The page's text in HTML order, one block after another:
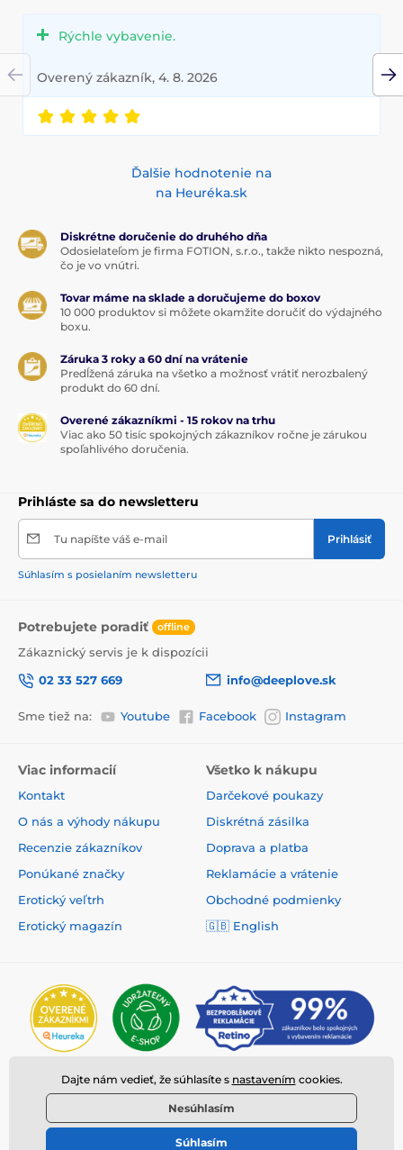
Rýchle vybavenie.
Overený zákazník, 4. 8. 2026
Ďalšie hodnotenie na
na Heuréka.sk
Diskrétne doručenie do druhého dňa
Odosielateľom je firma FOTION, s.r.o., takže nikto nespozná,
čo je vo vnútri.
Tovar máme na sklade a doručujeme do boxov
10 000 produktov si môžete okamžite doručiť do výdajného
boxu.
Záruka 3 roky a 60 dní na vrátenie
Predĺžená záruka na všetko a možnosť vrátiť nerozbalený
produkt do 60 dní.
Overené zákazníkmi - 15 rokov na trhu
Viac ako 50 tisíc spokojných zákazníkov ročne je zárukou
spoľahlivého doručenia.
Prihláste sa do newsletteru
Tu napíšte váš e-mail Prihlásiť
Súhlasím s posielaním newsletteru
Potrebujete poradiť offline
Zákaznický servis je k dispozícii
02 33 527 669
info@deeplove.sk
Sme tiež na: Youtube Facebook Instagram
Viac informacií
Kontakt
O nás a výhody nákupu
Recenzie zákazníkov
Ponúkané značky
Erotický veľtrh
Erotický magazín
Všetko k nákupu
Darčekové poukazy
Diskrétná zásilka
Doprava a platba
Reklamácie a vrátenie
Obchodné podmienky
🇬🇧 English
© 2026 www.deeplove.sk ⦁ E-shop vytvorila
Dajte nám vedieť, že súhlasíte s nastavením cookies.
Nesúhlasím
Súhlasím